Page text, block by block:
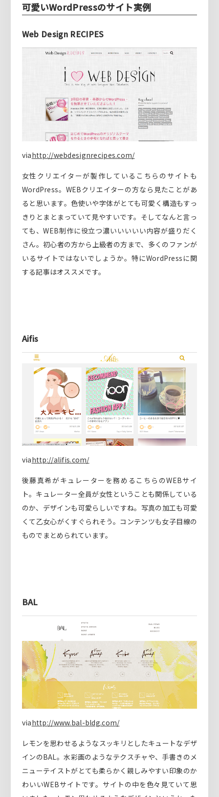
可愛いWordPressのサイト実例
Web Design RECIPES
viahttp://webdesignrecipes.com/
女性クリエイターが製作しているこちらのサイトも
WordPress。WEBクリエイターの方なら見たことがあ
ると思います。色使いや字体がとても可愛く構造もすっ
きりとまとまっていて見やすいです。そしてなんと言っ
ても、WEB制作に役立つ濃いいいいい内容が盛りだく
さん。初心者の方から上級者の方まで、多くのファンが
いるサイトではないでしょうか。特にWordPressに関
する記事はオススメです。
Aifis
viahttp://alifis.com/
後藤真希がキュレーターを務めるこちらのWEBサイ
ト。キュレーター全員が女性ということも関係している
のか、デザインも可愛らしいですね。写真の加工も可愛
くて乙女心がくすぐられそう。コンテンツも女子目線の
ものでまとめられています。
BAL
viahttp://www.bal-bldg.com/
レモンを思わせるようなスッキリとしたキュートなデザ
インのBAL。水彩画のようなテクスチャや、手書きのメ
ニューテイストがとても柔らかく親しみやすい印象のか
わいいWEBサイトです。サイトの中を色々見ていて思